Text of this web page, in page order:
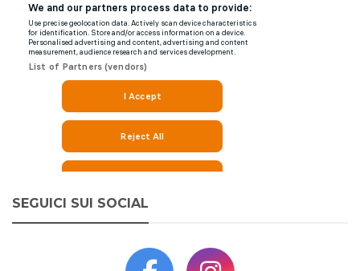
SEGUICI SUI SOCIAL